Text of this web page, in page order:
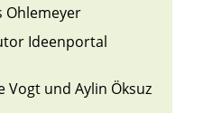
Ohlemeyer
Ideenportal
und Aylin Öksuz